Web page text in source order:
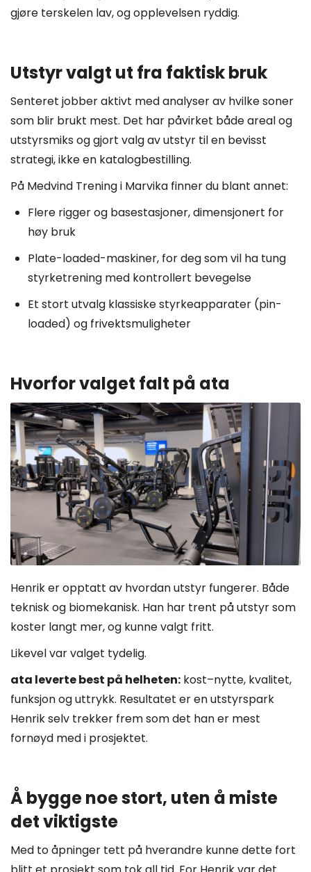
gjøre terskelen lav, og opplevelsen ryddig.
Utstyr valgt ut fra faktisk bruk
Senteret jobber aktivt med analyser av hvilke soner
som blir brukt mest. Det har påvirket både areal og
utstyrsmiks og gjort valg av utstyr til en bevisst
strategi, ikke en katalogbestilling.
På Medvind Trening i Marvika finner du blant annet:
Flere rigger og basestasjoner, dimensjonert for
høy bruk
Plate-loaded-maskiner, for deg som vil ha tung
styrketrening med kontrollert bevegelse
Et stort utvalg klassiske styrkeapparater (pin-
loaded) og frivektsmuligheter
Hvorfor valget falt på ata
Henrik er opptatt av hvordan utstyr fungerer. Både
teknisk og biomekanisk. Han har trent på utstyr som
koster langt mer, og kunne valgt fritt.
Likevel var valget tydelig.
ata leverte best på helheten: kost–nytte, kvalitet,
funksjon og uttrykk. Resultatet er en utstyrspark
Henrik selv trekker frem som det han er mest
fornøyd med i prosjektet.
Å bygge noe stort, uten å miste
det viktigste
Med to åpninger tett på hverandre kunne dette fort